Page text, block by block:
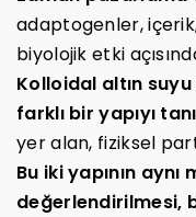
adaptogenler,
biyolojik etki
Kolloidal altın
farklı bir yapıyı
yer alan, fiziksel
Bu iki yapının
değerlendirilmesi,